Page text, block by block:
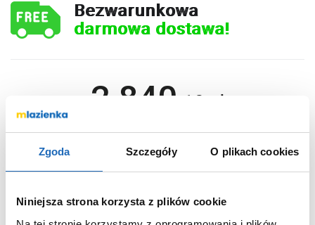
Zgoda Szczegóły O plikach cookies
Niniejsza strona korzysta z plików cookie
Bezwarunkowa
darmowa dostawa!
2 840 19 zł
DO KOSZYKA
Wybierz wariant: